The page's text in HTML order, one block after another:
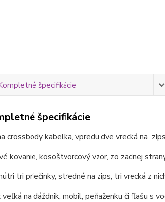
špecifikácie
špecifikácie
crossbody kabelka, vpredu dve vrecká na
kovanie, kosoštvorcový vzor, zo zadnej
tri priečinky, stredné na zips, tri vrecká z
na dáždnik, mobil, peňaženku či fľašu s